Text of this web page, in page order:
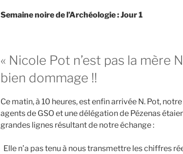
Semaine noire de l’Archéologie : Jour 1
« Nicole Pot n’est pas la mère
bien dommage !!
Ce matin, à 10 heures, est enfin arrivée N. Pot,
agents de GSO et une délégation de Pézenas
grandes lignes résultant de notre échange :
Elle n’a pas tenu à nous transmettre les chiffres